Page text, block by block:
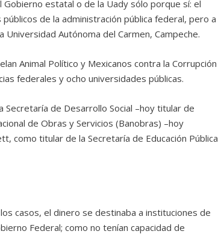
estatal o de la Uady sólo porque sí: el
de la administración pública federal, pero a
Autónoma del Carmen, Campeche.
Animal Político y Mexicanos contra la Corrupción
federales y ocho universidades públicas.
de Desarrollo Social –hoy titular de
de Obras y Servicios (Banobras) –hoy
como titular de la Secretaría de Educación Pública
casos, el dinero se destinaba a instituciones de
Federal; como no tenían capacidad de